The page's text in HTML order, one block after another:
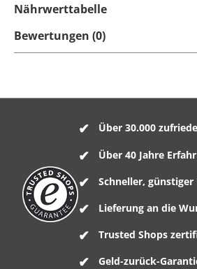
Nährwerttabelle
Bewertungen (0)
Über 30.000
Über 40 Jahre
Schneller, günstiger
Lieferung an die
Trusted Shops
Geld-zurück-